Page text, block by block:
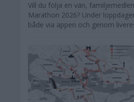
​Vill du följa en vän,
Marathon 2026? Under
både via appen och genom